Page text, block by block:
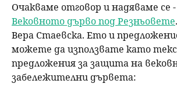
Очакваме отговор и надяваме се
Вековното дърво под Резньовете
Вера Стаевска. Ето и
можете да използвате като
предложения за защита на
забележителни дървета: